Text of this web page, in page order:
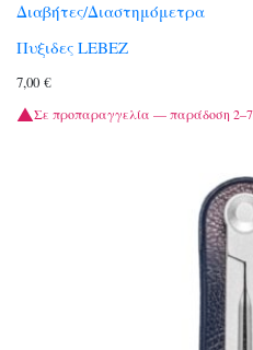
Διαβήτες/Διαστημόμετρα
Πυξιδες LEBEZ
7,00 €
Σε προπαραγγελία — παράδοση 2–7